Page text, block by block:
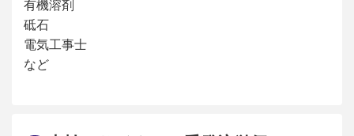
有機溶剤
砥石
電気工事士
など